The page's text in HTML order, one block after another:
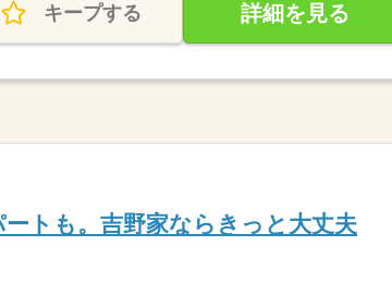
キープする 詳細を見る
トも。吉野家ならきっと大丈夫